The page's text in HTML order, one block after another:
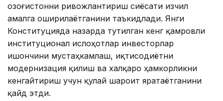
Қозоғистонни ривожлантириш сиёсати изчил
амалга оширилаётганини таъкидлади. Янги
Конституцияда назарда тутилган кенг қамровли
институционал ислоҳотлар инвесторлар
ишончини мустаҳкамлаш, иқтисодиётни
модернизация қилиш ва халқаро ҳамкорликни
кенгайтириш учун қулай шароит яратаётганини
қайд этди.